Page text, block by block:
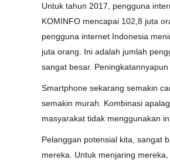
Untuk tahun 2017, pengguna
KOMINFO mencapai 102,8 juta
pengguna internet Indonesia
juta orang. Ini adalah jumlah
sangat besar. Peningkatannyapun
Smartphone sekarang semakin
semakin murah. Kombinasi
masyarakat tidak menggunakan
Pelanggan potensial kita, sangat
mereka. Untuk menjaring